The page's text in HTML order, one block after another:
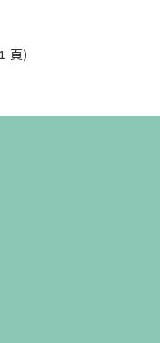
兒童圍巾
頁)